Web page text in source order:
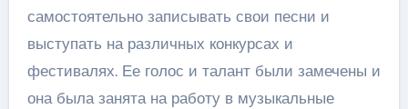
самостоятельно записывать свои песни и
выступать на различных конкурсах и
фестивалях. Ее голос и талант были замечены и
она была занята на работу в музыкальные